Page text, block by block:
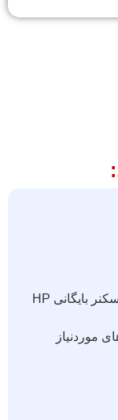
اولین کسی باشید که دیدگاهی می نویسد “اسکنر بایگانی HP
موردنیاز